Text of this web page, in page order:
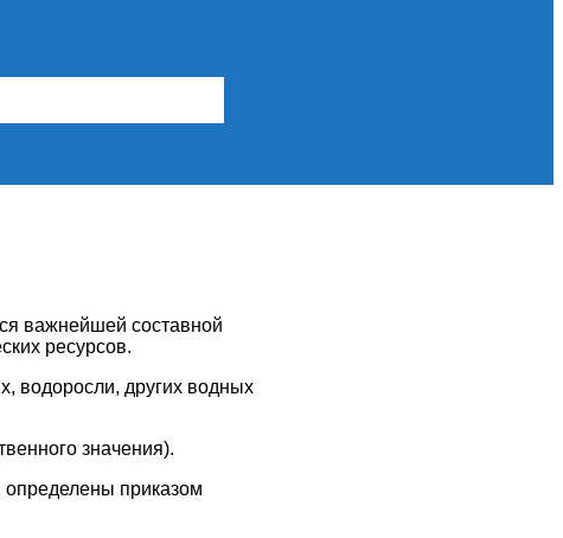
важнейшей составной
ресурсов.
водоросли, других водных
значения).
приказом